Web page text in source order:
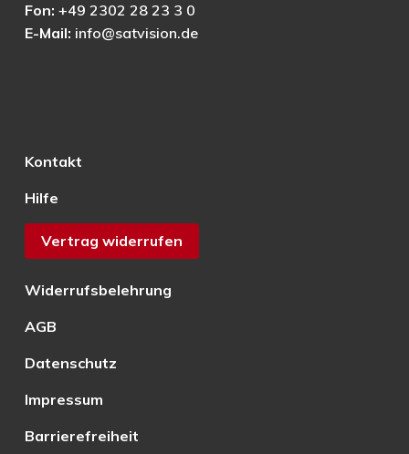
Fon: +49 2302 28 23 3 0
E-Mail: info@satvision.de
Kontakt
Hilfe
Vertrag widerrufen
Widerrufsbelehrung
AGB
Datenschutz
Impressum
Barrierefreiheit